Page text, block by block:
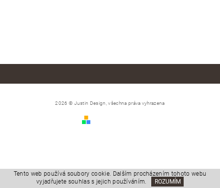
2026 © Justin Design, všechna práva vyhrazena
Tento web používá soubory cookie. Dalším procházením tohoto webu
vyjadřujete souhlas s jejich používáním.
ROZUMÍM